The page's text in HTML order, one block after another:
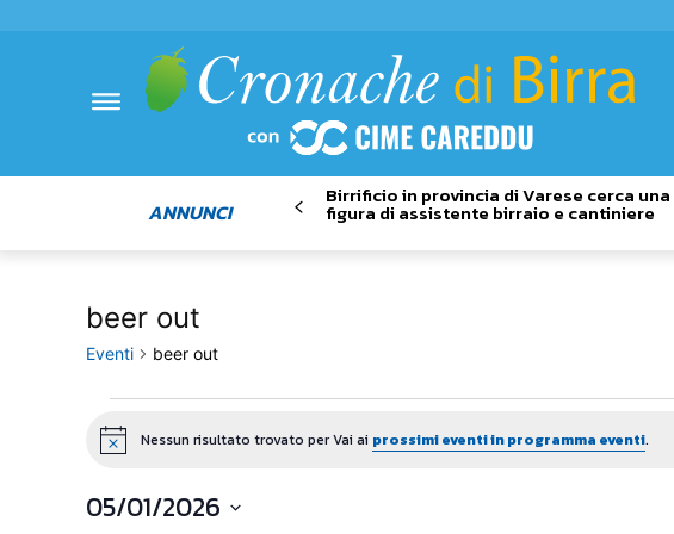
ANNUNCI
Birrificio in provincia di Varese cerca una
figura di assistente birraio e cantiniere
beer out
Eventi beer out
Eventi
NoticeNessun risultato trovato per Vai ai prossimi eventi in programma eventi.
05/01/2026